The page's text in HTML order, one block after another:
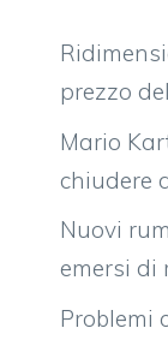
prezzo
Mario
chiudere
Nuovi
emersi di
Problemi